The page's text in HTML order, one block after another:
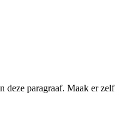
deze paragraaf. Maak er zelf